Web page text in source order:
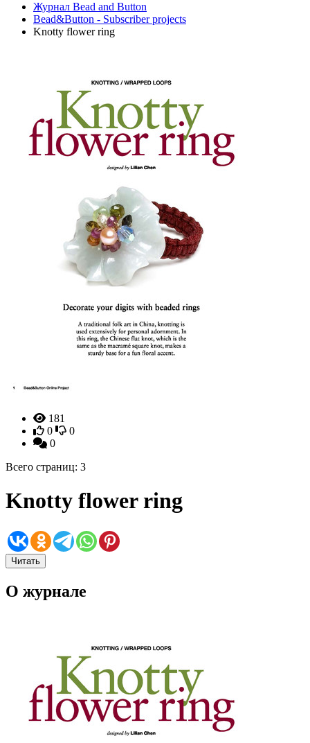
Журнал Bead and Button
Bead&Button - Subscriber projects
Knotty flower ring
181
0
0
0
Всего страниц: 3
Knotty flower ring
Читать
О журнале